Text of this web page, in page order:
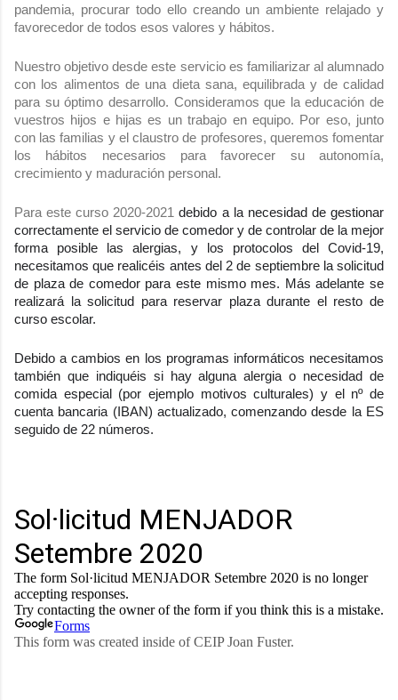
pandemia, procurar todo ello creando un ambiente relajado y
favorecedor de todos esos valores y hábitos.
Nuestro objetivo desde este servicio es familiarizar al alumnado
con los alimentos de una dieta sana, equilibrada y de calidad
para su óptimo desarrollo. Consideramos que la educación de
vuestros hijos e hijas es un trabajo en equipo. Por eso, junto
con las familias y el claustro de profesores, queremos fomentar
los hábitos necesarios para favorecer su autonomía,
crecimiento y maduración personal.
Para este curso 2020-2021 debido a la necesidad de gestionar
correctamente el servicio de comedor y de controlar de la mejor
forma posible las alergias, y los protocolos del Covid-19,
necesitamos que realicéis antes del 2 de septiembre la solicitud
de plaza de comedor para este mismo mes. Más adelante se
realizará la solicitud para reservar plaza durante el resto de
curso escolar.
Debido a cambios en los programas informáticos necesitamos
también que indiquéis si hay alguna alergia o necesidad de
comida especial (por ejemplo motivos culturales) y el nº de
cuenta bancaria (IBAN) actualizado, comenzando desde la ES
seguido de 22 números.